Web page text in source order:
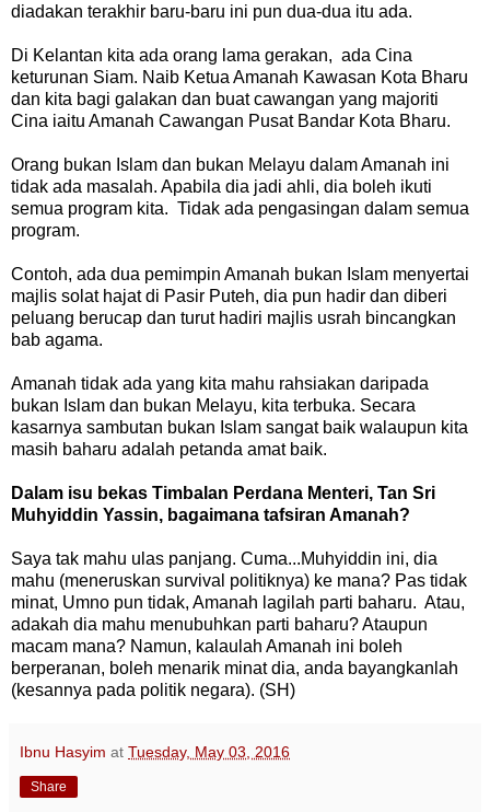
diadakan terakhir baru-baru ini pun dua-dua itu ada.
Di Kelantan kita ada orang lama gerakan, ada Cina
keturunan Siam. Naib Ketua Amanah Kawasan Kota Bharu
dan kita bagi galakan dan buat cawangan yang majoriti
Cina iaitu Amanah Cawangan Pusat Bandar Kota Bharu.
Orang bukan Islam dan bukan Melayu dalam Amanah ini
tidak ada masalah. Apabila dia jadi ahli, dia boleh ikuti
semua program kita. Tidak ada pengasingan dalam semua
program.
Contoh, ada dua pemimpin Amanah bukan Islam menyertai
majlis solat hajat di Pasir Puteh, dia pun hadir dan diberi
peluang berucap dan turut hadiri majlis usrah bincangkan
bab agama.
Amanah tidak ada yang kita mahu rahsiakan daripada
bukan Islam dan bukan Melayu, kita terbuka. Secara
kasarnya sambutan bukan Islam sangat baik walaupun kita
masih baharu adalah petanda amat baik.
Dalam isu bekas Timbalan Perdana Menteri, Tan Sri
Muhyiddin Yassin, bagaimana tafsiran Amanah?
Saya tak mahu ulas panjang. Cuma...Muhyiddin ini, dia
mahu (meneruskan survival politiknya) ke mana? Pas tidak
minat, Umno pun tidak, Amanah lagilah parti baharu. Atau,
adakah dia mahu menubuhkan parti baharu? Ataupun
macam mana? Namun, kalaulah Amanah ini boleh
berperanan, boleh menarik minat dia, anda bayangkanlah
(kesannya pada politik negara). (SH)
Ibnu Hasyim at Tuesday, May 03, 2016
Share